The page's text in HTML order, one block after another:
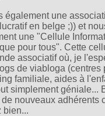
également une
en belge ;)) et
une "Cellule
pour tous". Cette
associatif où, je
de viabloga (centres
familiale, aides à
simplement géniale...
nouveaux adhérents
bien...